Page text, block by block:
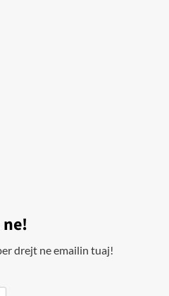
drejt ne emailin tuaj!